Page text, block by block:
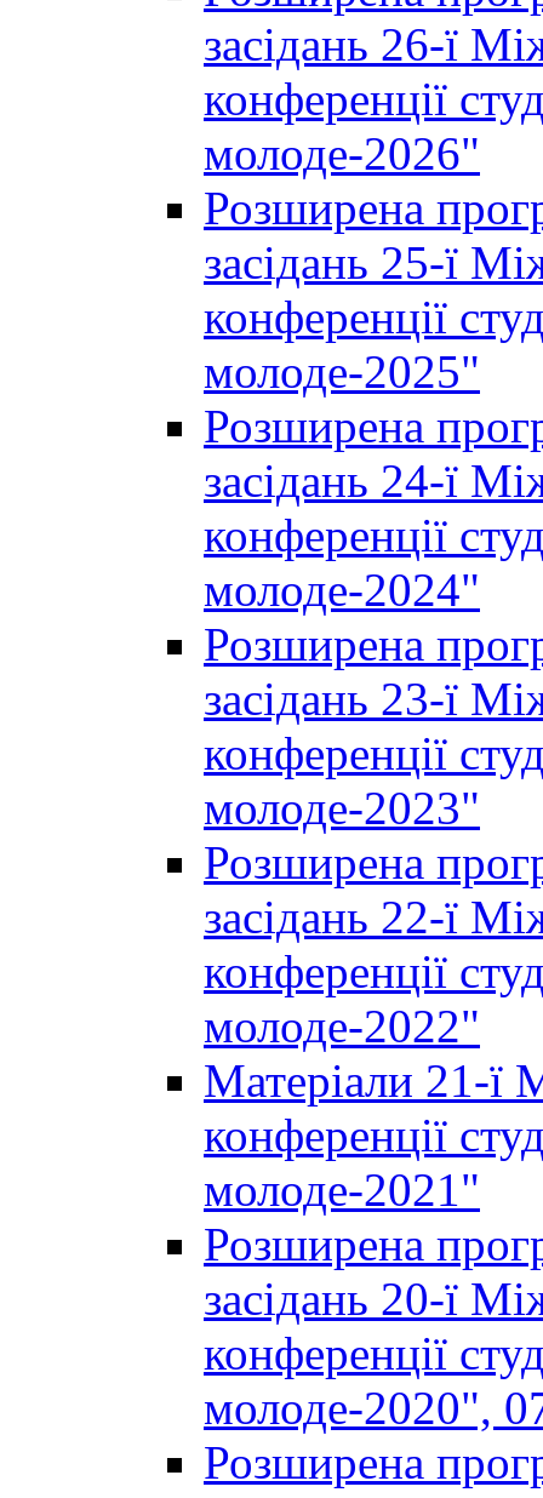
засідань 26-ї
конференції
молоде-2026"
Розширена
засідань 25-ї
конференції
молоде-2025"
Розширена
засідань 24-ї
конференції
молоде-2024"
Розширена
засідань 23-ї
конференції
молоде-2023"
Розширена
засідань 22-ї
конференції
молоде-2022"
Матеріали 21-ї
конференції
молоде-2021"
Розширена
засідань 20-ї
конференції
молоде-2020",
Розширена